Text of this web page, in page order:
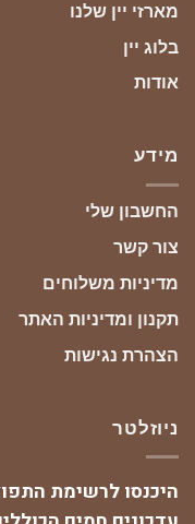
מארזי יין שלנו
בלוג יין
אודות
מידע
החשבון שלי
צור קשר
מדיניות משלוחים
תקנון ומדיניות האתר
הצהרת נגישות
ניוזלטר
היכנסו לרשימת